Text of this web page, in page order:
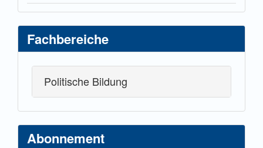
Fachbereiche
Politische Bildung
Abonnement